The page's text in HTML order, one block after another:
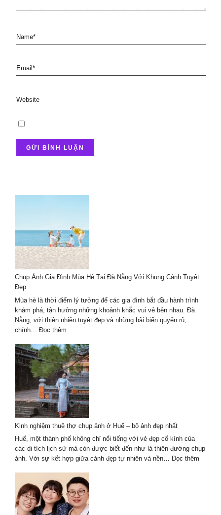
Chụp Ảnh Gia Đình Mùa Hè Tại Đà Nẵng Với Khung Cảnh Tuyệt
Đẹp
Mùa hè là thời điểm lý tưởng để các gia đình bắt đầu hành trình
khám phá, tận hưởng những khoảnh khắc vui vẻ bên nhau. Đà
Nẵng, với thiên nhiên tuyệt đẹp và những bãi biển quyến rũ,
chính… Đọc thêm
Ảnh
Gia
Đình
Mùa
Hè
Tại
Đà
Nẵng
Với
Khung
Cảnh
Tuyệt
Kinh nghiệm thuê thợ chụp ảnh ở Huế – bộ ảnh đẹp nhất
Huế, một thành phố không chỉ nổi tiếng với vẻ đẹp cổ kính của
các di tích lịch sử mà còn được biết đến như là thiên đường chụp
ảnh. Với sự kết hợp giữa cảnh đẹp tự nhiên và nền… Đọc thêm